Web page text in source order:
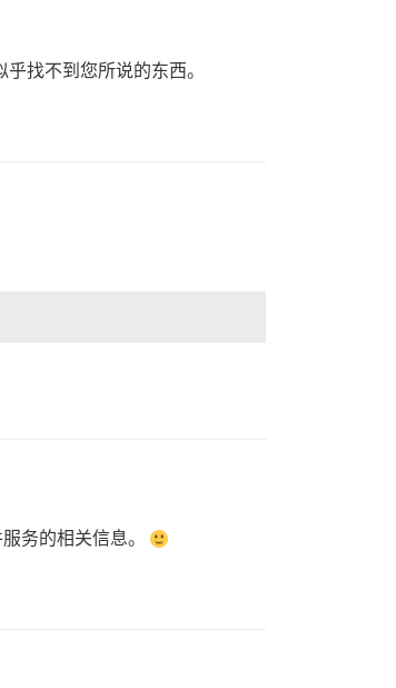
找不到您所说的东西。
务的相关信息。